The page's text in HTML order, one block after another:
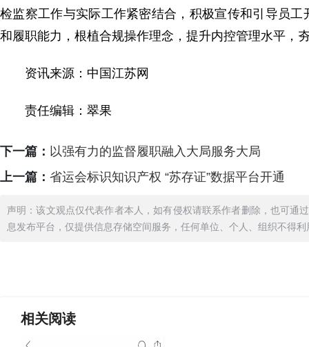
检监察工作与实际工作紧密结合，积极宣传和引导员
和履职能力，根植合规操作理念，提升内控管理水平，
资讯来源：中国江苏网
责任编辑：翠果
下一篇： 以强有力的监督履职融入大局服务大局
上一篇： 省运会标识知识产权 “苏存证”数据平台开通
声明：该文观点仅代表作者本人，如有侵权请联系作者删除，也可通
息发布平台，仅提供信息存储空间服务，任何单位、个人、组织不得
相关阅读